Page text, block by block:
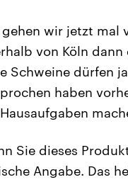
wir jetzt mal
von Köln
Schweine dürfen
haben
Sie dieses
Angabe. Das